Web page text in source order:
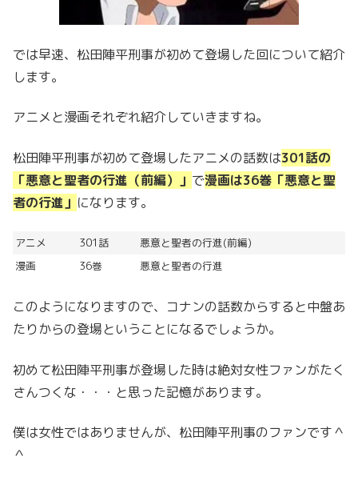
では早速、松田陣平刑事が初めて登場した回について紹介
します。
アニメと漫画それぞれ紹介していきますね。
松田陣平刑事が初めて登場したアニメの話数は301話の
「悪意と聖者の行進（前編）」 で漫画は36巻「悪意と聖
者の行進」 になります。
アニメ 301話
悪意と聖者の行進(前編)
漫画
36巻 悪意と聖者の行進
このようになりますので、コナンの話数からすると中盤あ
たりからの登場ということになるでしょうか。
初めて松田陣平刑事が登場した時は絶対女性ファンがたく
さんつくな・・・と思った記憶があります。
僕は女性ではありませんが、松田陣平刑事のファンです＾
＾